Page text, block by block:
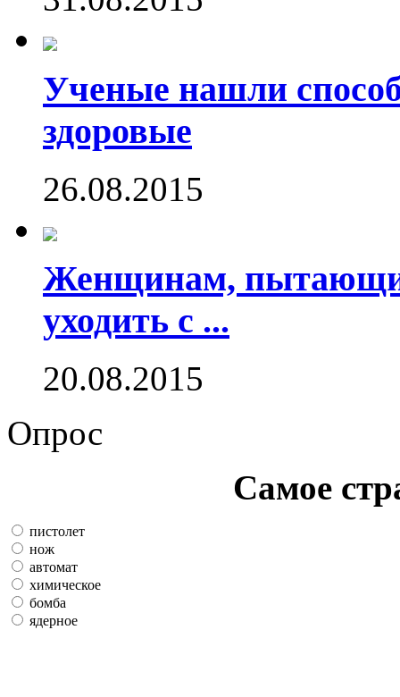
Ученые нашли
здоровые
26.08.2015
Женщинам,
уходить с ...
20.08.2015
Опрос
Самое
пистолет
нож
автомат
химическое
бомба
ядерное